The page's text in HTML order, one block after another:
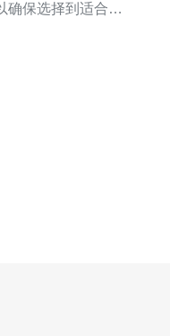
确保选择到适合自